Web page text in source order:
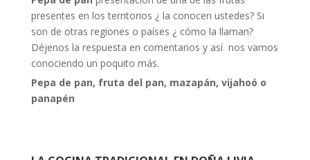
presentes en los territorios ¿ la conocen ustedes? Si
son de otras regiones o países ¿ cómo la llaman?
Déjenos la respuesta en comentarios y así nos vamos
conociendo un poquito más.
Pepa de pan, fruta del pan, mazapán, vijahoó o
panapén